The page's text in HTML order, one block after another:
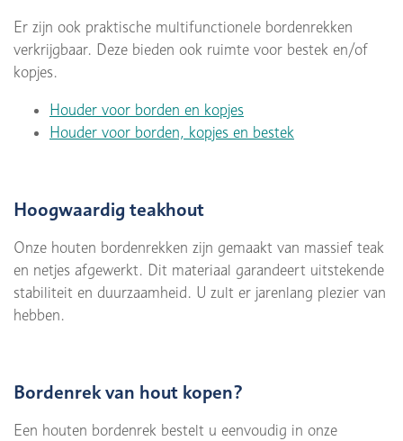
Er zijn ook praktische multifunctionele bordenrekken
verkrijgbaar. Deze bieden ook ruimte voor bestek en/of
kopjes.
Houder voor borden en kopjes
Houder voor borden, kopjes en bestek
Hoogwaardig teakhout
Onze houten bordenrekken zijn gemaakt van massief teak
en netjes afgewerkt. Dit materiaal garandeert uitstekende
stabiliteit en duurzaamheid. U zult er jarenlang plezier van
hebben.
Bordenrek van hout kopen?
Een houten bordenrek bestelt u eenvoudig in onze